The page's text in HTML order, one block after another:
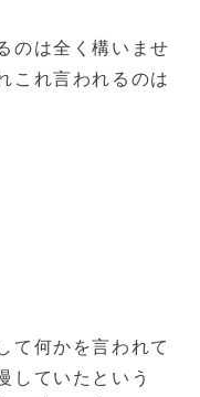
のは全く構いませ
これ言われるのは
て何かを言われて
していたという